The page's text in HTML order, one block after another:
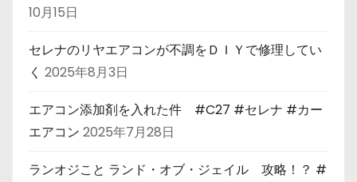
10月15日
セレナのリヤエアコンが不調をＤＩＹで修理してい
く 2025年8月3日
エアコン添加剤を入れた件 #C27 #セレナ #カー
エアコン 2025年7月28日
ランオジこと ランド・オブ・ジェイル 攻略！？ #